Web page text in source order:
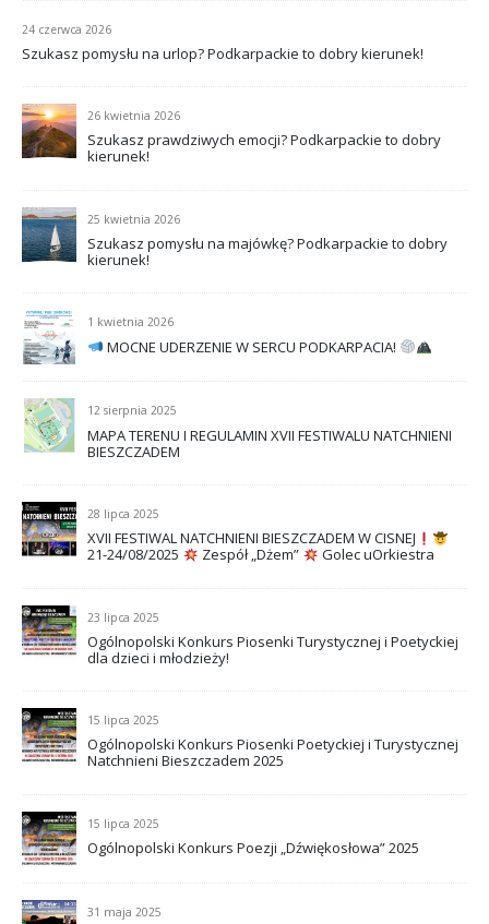
24 czerwca 2026
Szukasz pomysłu na urlop? Podkarpackie to dobry kierunek!
26 kwietnia 2026
Szukasz prawdziwych emocji? Podkarpackie to dobry
kierunek!
25 kwietnia 2026
Szukasz pomysłu na majówkę? Podkarpackie to dobry
kierunek!
1 kwietnia 2026
MOCNE UDERZENIE W SERCU PODKARPACIA!
12 sierpnia 2025
MAPA TERENU I REGULAMIN XVII FESTIWALU NATCHNIENI
BIESZCZADEM
28 lipca 2025
XVII FESTIWAL NATCHNIENI BIESZCZADEM W CISNEJ
21-24/08/2025
Zespół „Dżem” Golec uOrkiestra
23 lipca 2025
Ogólnopolski Konkurs Piosenki Turystycznej i Poetyckiej
dla dzieci i młodzieży!
15 lipca 2025
Ogólnopolski Konkurs Piosenki Poetyckiej i Turystycznej
Natchnieni Bieszczadem 2025
15 lipca 2025
Ogólnopolski Konkurs Poezji „Dźwiękosłowa” 2025
31 maja 2025